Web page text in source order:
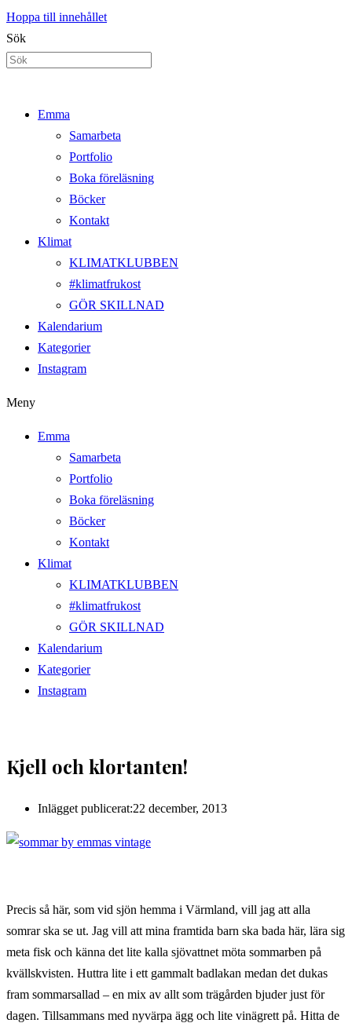
Hoppa till innehållet
Sök
Emma
Samarbeta
Portfolio
Boka föreläsning
Böcker
Kontakt
Klimat
KLIMATKLUBBEN
#klimatfrukost
GÖR SKILLNAD
Kalendarium
Kategorier
Instagram
Meny
Emma
Samarbeta
Portfolio
Boka föreläsning
Böcker
Kontakt
Klimat
KLIMATKLUBBEN
#klimatfrukost
GÖR SKILLNAD
Kalendarium
Kategorier
Instagram
Kjell och klortanten!
Inlägget publicerat:22 december, 2013
Precis så här, som vid sjön hemma i Värmland, vill jag att alla
somrar ska se ut. Jag vill att mina framtida barn ska bada här, lära sig
meta fisk och känna det lite kalla sjövattnet möta sommarben på
kvällskvisten. Huttra lite i ett gammalt badlakan medan det dukas
fram sommarsallad – en mix av allt som trägården bjuder just för
dagen. Tillsammans med nyvärpa ägg och lite vinägrett på. Hitta de